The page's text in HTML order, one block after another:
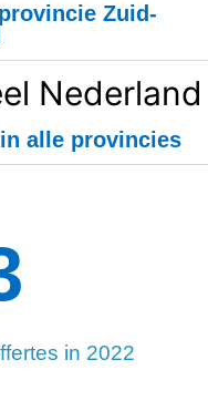
Zuid-
Nederland
alle provincies
in 2022